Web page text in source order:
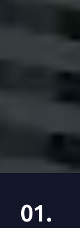
01.